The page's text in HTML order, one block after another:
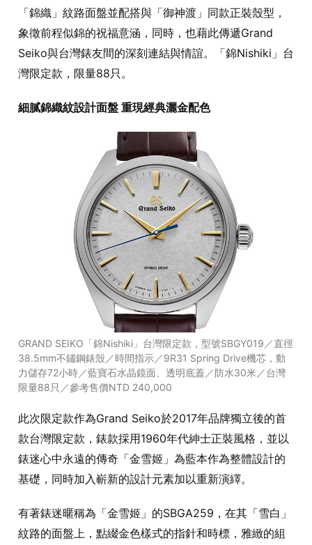
「錦織」紋路面盤並配搭與「御神渡」同款正裝殼型，
象徵前程似錦的祝福意涵，同時，也藉此傳遞Grand
Seiko與台灣錶友間的深刻連結與情誼。「錦Nishiki」台
灣限定款，限量88只。
細膩錦織紋設計面盤 重現經典灑金配色
GRAND SEIKO「錦Nishiki」台灣限定款，型號SBGY019／直徑
38.5mm不鏽鋼錶殼／時間指示／9R31 Spring Drive機芯，動
力儲存72小時／藍寶石水晶鏡面、透明底蓋／防水30米／台灣
限量88只／參考售價NTD 240,000
此次限定款作為Grand Seiko於2017年品牌獨立後的首
款台灣限定款，錶款採用1960年代紳士正裝風格，並以
錶迷心中永遠的傳奇「金雪姬」為藍本作為整體設計的
基礎，同時加入嶄新的設計元素加以重新演繹。
有著錶迷暱稱為「金雪姬」的SBGA259，在其「雪白」
紋路的面盤上，點綴金色樣式的指針和時標，雅緻的組